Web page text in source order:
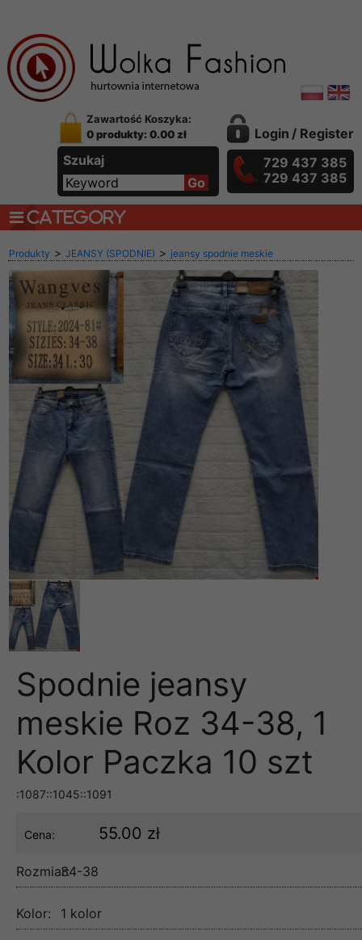
Zawartość Koszyka:
0 produkty: 0.00 zł
Szukaj
Login / Register
729 437 385
729 437 385
CATEGORY
Produkty > JEANSY (SPODNIE) > jeansy spodnie meskie
Spodnie jeansy
meskie Roz 34-38, 1
Kolor Paczka 10 szt
:1087::1045::1091
Cena: 55.00 zł
Rozmiar:34-38
Kolor: 1 kolor